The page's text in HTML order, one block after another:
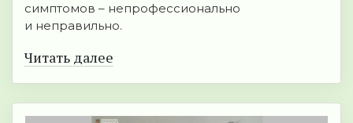
симптомов – непрофессионально
и неправильно.
Читать далее